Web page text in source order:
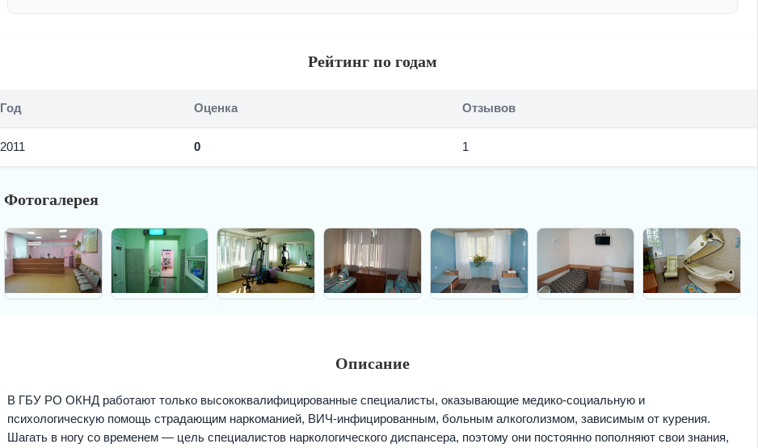
Рейтинг по годам
Год Оценка Отзывов
2011 0 1
Фотогалерея
Описание
В ГБУ РО ОКНД работают только высококвалифицированные специалисты, оказывающие медико-социальную и
психологическую помощь страдающим наркоманией, ВИЧ-инфицированным, больным алкоголизмом, зависимым от курения.
Шагать в ногу со временем — цель специалистов наркологического диспансера, поэтому они постоянно пополняют свои знания,